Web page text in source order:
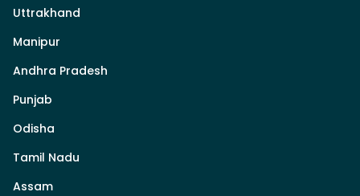
Uttrakhand
Manipur
Andhra Pradesh
Punjab
Odisha
Tamil Nadu
Assam